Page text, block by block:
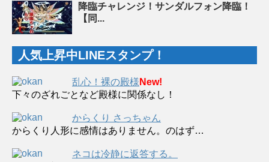
降臨チャレンジ！サンダルフォン降臨！
【同...
人気上昇中LINEスタンプ！
乱心！裸の殿様 New!
下々のざれごとなど殿様に関係なし！
からくり さっちゃん
からくり人形に感情はありません。のはず…
ネコは冷静に返答する。